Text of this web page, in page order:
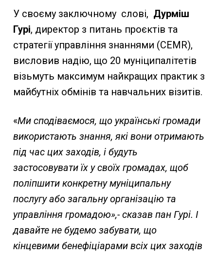
У своєму заключному слові, Дурміш
Гурі, директор з питань проєктів та
стратегії управління знаннями (CEMR),
висловив надію, що 20 муніципалітетів
візьмуть максимум найкращих практик з
майбутніх обмінів та навчальних візитів.
«Ми сподіваємося, що українські громади
використають знання, які вони отримають
під час цих заходів, і будуть
застосовувати їх у своїх громадах, щоб
поліпшити конкретну муніципальну
послугу або загальну організацію та
управління громадою»,- сказав пан Гурі. І
давайте не будемо забувати, що
кінцевими бенефіціарами всіх цих заходів